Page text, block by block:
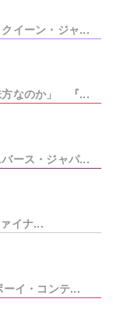
イーン・ジャ...
方なのか」 『...
ース・ジャパ...
イナ...
イ・コンテ...